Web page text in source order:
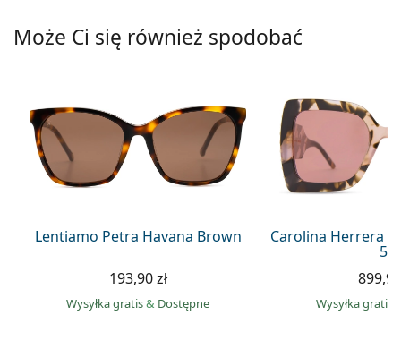
Total
Może Ci się również spodobać
Lentiamo Petra Havana Brown
193,90 zł
Wysyłka gratis& Dostępne
Carolina Herrera
55
Wysyłka gratis